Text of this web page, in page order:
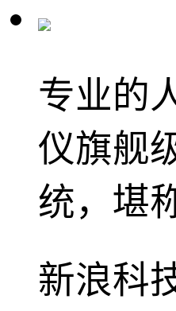
专业的
仪旗舰
统，堪
新浪科